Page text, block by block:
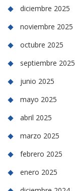
diciembre 2025
noviembre 2025
octubre 2025
septiembre 2025
junio 2025
mayo 2025
abril 2025
marzo 2025
febrero 2025
enero 2025